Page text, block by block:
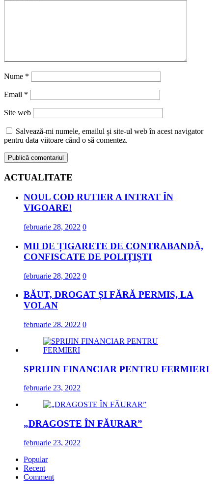
Nume *
Email *
Site web
Salvează-mi numele, emailul și site-ul web în acest navigator
pentru data viitoare când o să comentez.
ACTUALITATE
NOUL COD RUTIER A INTRAT ÎN
VIGOARE!
februarie 28, 2022 0
MII DE ȚIGARETE DE CONTRABANDĂ,
CONFISCATE DE POLIȚIȘTI
februarie 28, 2022 0
BĂUT, DROGAT ȘI FĂRĂ PERMIS, LA
VOLAN
februarie 28, 2022 0
SPRIJIN FINANCIAR PENTRU FERMIERI
februarie 23, 2022
„DRAGOSTE ÎN FĂURAR”
februarie 23, 2022
Popular
Recent
Comment